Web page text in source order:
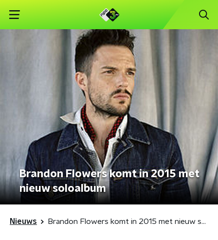
Brandon Flowers komt in 2015 met
nieuw soloalbum
Nieuws Brandon Flowers komt in 2015 met nieuw soloalbum